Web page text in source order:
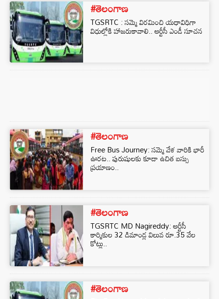
#తెలంగాణ
TGSRTC : సమ్మె విరమించి యధావిధిగా
విధుల్లోకి హాజరుకావాలి.. ఆర్టీసీ ఎండీ సూచన
#తెలంగాణ
Free Bus Journey: సమ్మె వేళ వారికి భారీ
ఊరట.. పురుషులకు కూడా ఉచిత బస్సు
ప్రయాణం..
#తెలంగాణ
TGSRTC MD Nagireddy: ఆర్టీసీ
కార్మికుల 32 డిమాండ్ల విలువ రూ.35 వేల
కోట్లు..
#తెలంగాణ